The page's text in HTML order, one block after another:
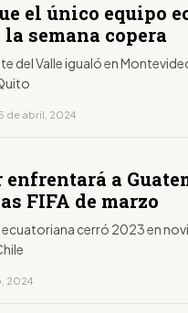
el único equipo
la semana copera
del Valle igualó en
de abril, 2024
enfrentará a
FIFA de marzo
ecuatoriana cerró 2023 en
2024